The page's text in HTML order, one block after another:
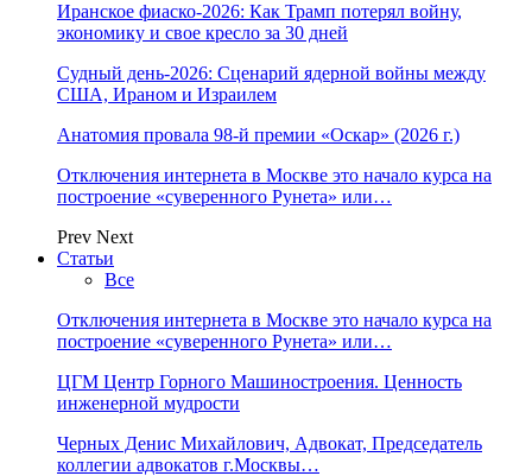
Иранское фиаско-2026: Как Трамп потерял войну,
экономику и свое кресло за 30 дней
Судный день-2026: Сценарий ядерной войны между
США, Ираном и Израилем
Анатомия провала 98-й премии «Оскар» (2026 г.)
Отключения интернета в Москве это начало курса на
построение «суверенного Рунета» или…
Prev Next
Статьи
Все
Отключения интернета в Москве это начало курса на
построение «суверенного Рунета» или…
ЦГМ Центр Горного Машиностроения. Ценность
инженерной мудрости
Черных Денис Михайлович, Адвокат, Председатель
коллегии адвокатов г.Москвы…